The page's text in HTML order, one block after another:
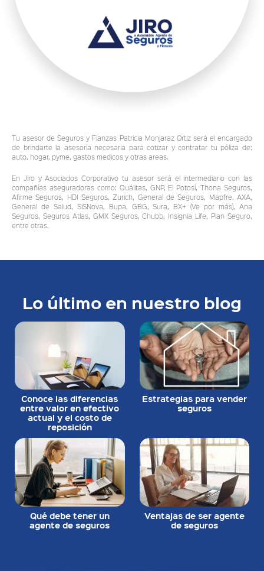
Tu asesor de Seguros y Fianzas Patricia Monjaraz Ortiz será el encargado
de brindarte la asesoría necesaria para cotizar y contratar tu póliza de:
auto, hogar, pyme, gastos medicos y otras areas.
En Jiro y Asociados Corporativo tu asesor será el intermediario con las
compañías aseguradoras como: Quálitas, GNP, El Potosí, Thona Seguros,
Afirme Seguros, HDI Seguros, Zurich, General de Seguros, Mapfre, AXA,
General de Salud, SiSNova, Bupa, GBG, Sura, BX+ (Ve por más), Ana
Seguros, Seguros Atlas, GMX Seguros, Chubb, Insignia Life, Plan Seguro,
entre otras.
Lo último en nuestro blog
Conoce las diferencias
entre valor en efectivo
actual y el costo de
reposición
Estrategias para vender
seguros
Qué debe tener un
agente de seguros
Ventajas de ser agente
de seguros